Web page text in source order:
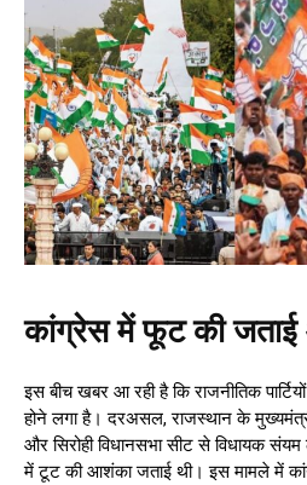
कांग्रेस में फूट की
इस बीच खबर आ रही है कि राजनीतिक
होने लगा है। दरअसल, राजस्थान के
और सिरोही विधानसभा सीट से विधायक
में टूट की आशंका जताई थी। इस मामले में